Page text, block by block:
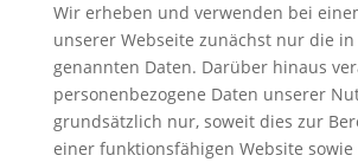
Wir erheben und verwenden bei
unserer Webseite zunächst nur die
genannten Daten. Darüber hinaus
personenbezogene Daten unserer
grundsätzlich nur, soweit dies zur
einer funktionsfähigen Website